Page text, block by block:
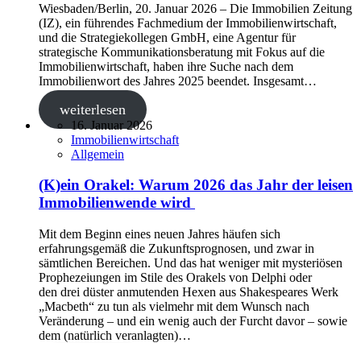
Wiesbaden/Berlin, 20. Januar 2026 ‒ Die Immobilien Zeitung
(IZ), ein führendes Fachmedium der Immobilienwirtschaft,
und die Strategiekollegen GmbH, eine Agentur für
strategische Kommunikationsberatung mit Fokus auf die
Immobilienwirtschaft, haben ihre Suche nach dem
Immobilienwort des Jahres 2025 beendet. Insgesamt…
weiterlesen
16. Januar 2026
Immobilienwirtschaft
Allgemein
(K)ein Orakel: Warum 2026 das Jahr der leisen
Immobilienwende wird
Mit dem Beginn eines neuen Jahres häufen sich
erfahrungsgemäß die Zukunftsprognosen, und zwar in
sämtlichen Bereichen. Und das hat weniger mit mysteriösen
Prophezeiungen im Stile des Orakels von Delphi oder
den drei düster anmutenden Hexen aus Shakespeares Werk
„Macbeth“ zu tun als vielmehr mit dem Wunsch nach
Veränderung – und ein wenig auch der Furcht davor – sowie
dem (natürlich veranlagten)…